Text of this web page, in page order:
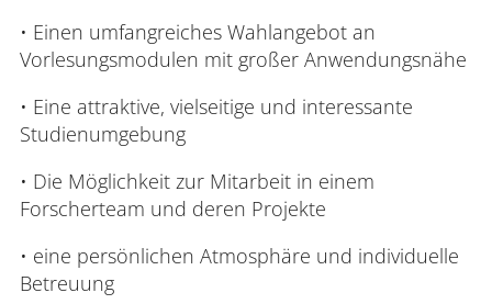
• Einen umfangreiches Wahlangebot an
Vorlesungsmodulen mit großer Anwendungsnähe
• Eine attraktive, vielseitige und interessante
Studienumgebung
• Die Möglichkeit zur Mitarbeit in einem
Forscherteam und deren Projekte
• eine persönlichen Atmosphäre und individuelle
Betreuung